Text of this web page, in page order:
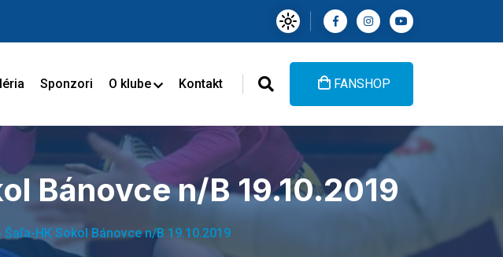
Sponzori O klube Kontakt FANSHOP
Bánovce n/B 19.10.2019
Šaľa-HK Sokol Bánovce n/B 19.10.2019